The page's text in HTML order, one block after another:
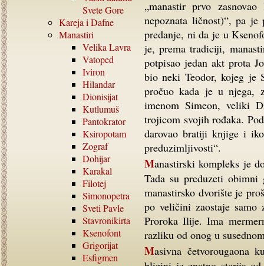
Svete Gore
Kareja i Dafne
Manastiri
Velika Lavra
Vatoped
Iviron
Hilandar
Dionisijat
Kutlumuš
Pantokrator
Ksiropotam
Zograf
Dohijar
Karakal
Filotej
Simonopetra
Sveti Pavle
Stavronikirta
Ksenofont
Grigorijat
Esfigmen
„manastir prvo
nepoznata ličnost)“, pa
predanje, ni da je u
je, prema tradiciji,
potpisao jedan akt prota
bio neki Teodor, kojeg je
pročuo kada je u njega,
imenom Simeon, veliki
trojicom svojih rođaka.
darovao bratiji knjige i
preduzimljivosti“.
Manastirski kompleks je dobio današnji izgled posle požara od 1817. godine.
Tada su preduzeti
manastirsko dvorište je
po veličini zaostaje
Proroka Ilije. Ima
razliku od onog u
Masivna četvorougaona kula u porti služi i kao zvonik. Fijala u njegovoj